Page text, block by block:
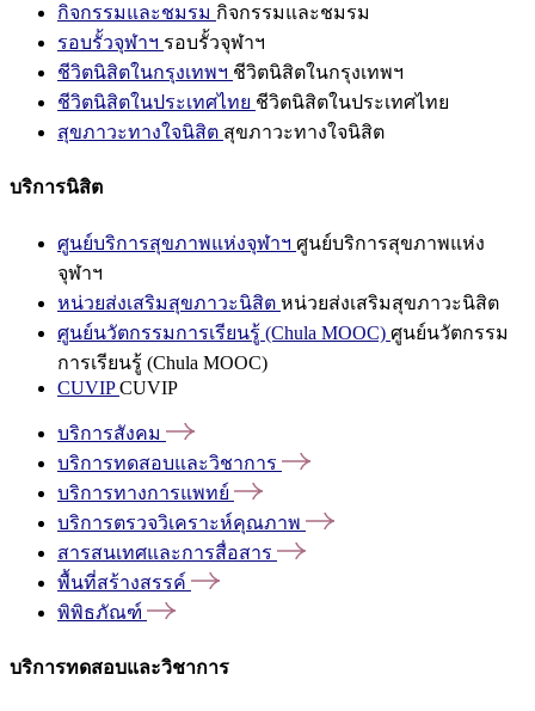
กิจกรรมและชมรม กิจกรรมและชมรม
รอบรั้วจุฬาฯ รอบรั้วจุฬาฯ
ชีวิตนิสิตในกรุงเทพฯ ชีวิตนิสิตในกรุงเทพฯ
ชีวิตนิสิตในประเทศไทย ชีวิตนิสิตในประเทศไทย
สุขภาวะทางใจนิสิต สุขภาวะทางใจนิสิต
บริการนิสิต
ศูนย์บริการสุขภาพแห่งจุฬาฯ ศูนย์บริการสุขภาพแห่ง
จุฬาฯ
หน่วยส่งเสริมสุขภาวะนิสิต หน่วยส่งเสริมสุขภาวะนิสิต
ศูนย์นวัตกรรมการเรียนรู้ (Chula MOOC) ศูนย์นวัตกรรม
การเรียนรู้ (Chula MOOC)
CUVIPCUVIP
บริการสังคม
บริการทดสอบและวิชาการ
บริการทางการแพทย์
บริการตรวจวิเคราะห์คุณภาพ
สารสนเทศและการสื่อสาร
พื้นที่สร้างสรรค์
พิพิธภัณฑ์
บริการทดสอบและวิชาการ